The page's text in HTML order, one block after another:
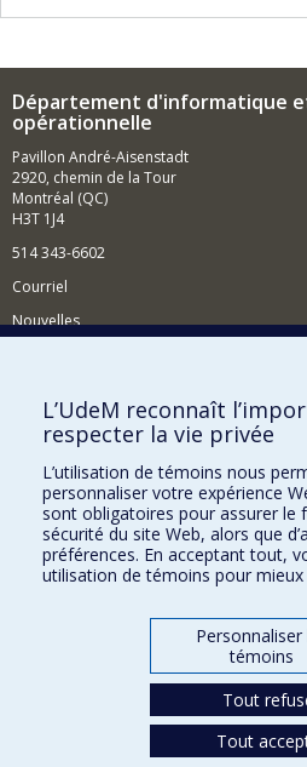
Département d'informatique
opérationnelle
Pavillon André-Aisenstadt
2920, chemin de la Tour
Montréal (QC)
H3T 1J4
514 343-6602
Courriel
Nouvelles
Comment soutenir le Département?
BESOIN D'AIDE?
Plan du site
Signaler une erreur
Accessibilité
FACULTÉ DES ARTS ET DES SCIENCES
Nos départements et écoles
L’UdeM reconnaît
respecter la vie privée
L’utilisation de témoins nous
personnaliser votre expérience
sont obligatoires pour assurer le
sécurité du site Web, alors que
préférences. En acceptant tout,
utilisation de témoins pour
Personnaliser
témoins
Tout
Tout